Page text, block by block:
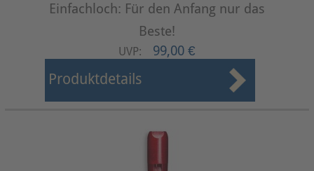
Einfachloch: Für den Anfang nur das
Beste!
UVP: 99,00 €
Produktdetails